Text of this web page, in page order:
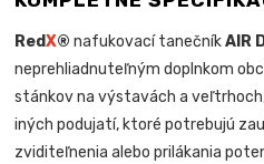
RedX® nafukovací tanečníkAIR
neprehliadnuteľným doplnkom
stánkov na výstavách a
iných podujatí, ktoré potrebujú
zviditeľnenia alebo prilákania